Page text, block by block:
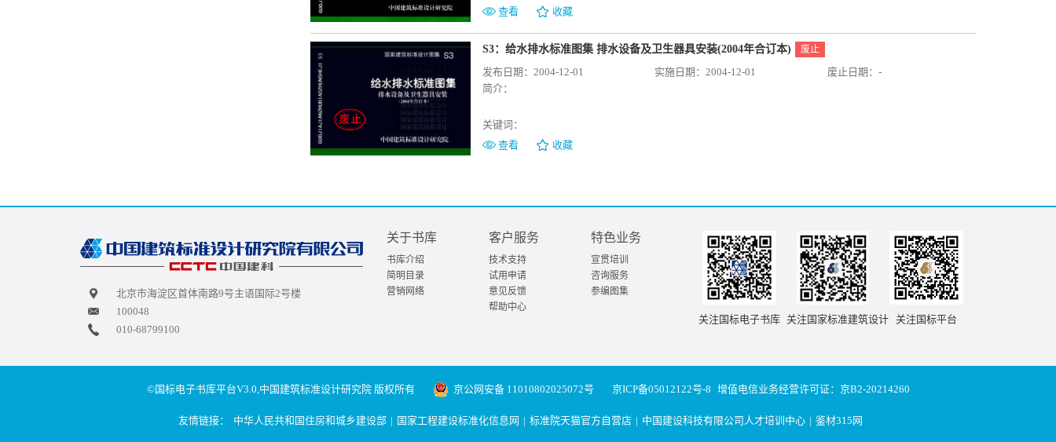
不过汽车考虑。为便于设计和施工人员使用，图中给出了井室结构的施工详图、工程量汇总表和材料表。
2003年局部修改版，与99S203配合使用。
热水供应系统。内容为浮动盘管型半容积式水加热器和附件的选用及安装。01S122-6《SW、WW系列浮动盘
盘管型半即热式水加热器和附件的选用及安装。01S122-7《BFG系列浮动盘管型半容积式水加热器选用及安
装》 本图集适用于一般工业与民用建筑的生活热水供应系统。01S122-8《TGT系列浮动盘管型半即热式水
加热器选用及安装》 本图集适用于一般工业与民用建筑的生活热水供应系统。01S122-9《SS、MS系列U
10《DFHRV系列导流浮动盘管型半容积式水加热器选用及安装》 本图集适用于一般工业与民用建筑的生
活热水供应系统。95S124《自控恒温装置》[已废止] 本图集适用于公共浴室单管脚踏淋浴系统及其它需要
查看
收藏
S3：给水排水标准图集 排水设备及卫生器具安装(2004年合订本) 废止
发布日期：2004-12-01 实施日期：2004-12-01
废止日期：-
简介：
关键词：
查看
收藏
北京市海淀区首体南路9号主语国际2号楼
100048
010-68799100
关于书库
书库介绍
简明目录
营销网络
客户服务
技术支持
试用申请
意见反馈
帮助中心
特色业务
宣贯培训
咨询服务
参编图集
关注国标电子书库 关注国家标准建筑设计 关注国标平台
©国标电子书库平台V3.0,中国建筑标准设计研究院 版权所有 京公网安备 11010802025072号 京ICP备05012122号-8 增值电信业务经营许可证：京B2-20214260
友情链接： 中华人民共和国住房和城乡建设部 | 国家工程建设标准化信息网 | 标准院天猫官方自营店 | 中国建设科技有限公司人才培训中心 | 鉴材315网